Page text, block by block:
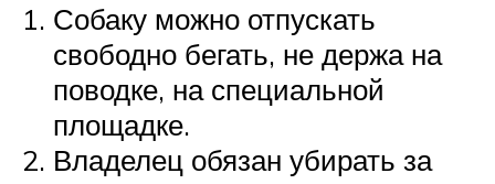
Собаку можно отпускать
свободно бегать, не держа на
поводке, на специальной
площадке.
Владелец обязан убирать за